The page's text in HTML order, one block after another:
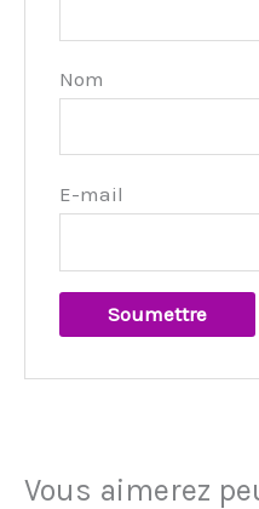
Nom
E-mail
Vous aimerez